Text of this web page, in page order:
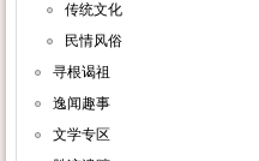
传统文化
民情风俗
寻根谒祖
逸闻趣事
文学专区